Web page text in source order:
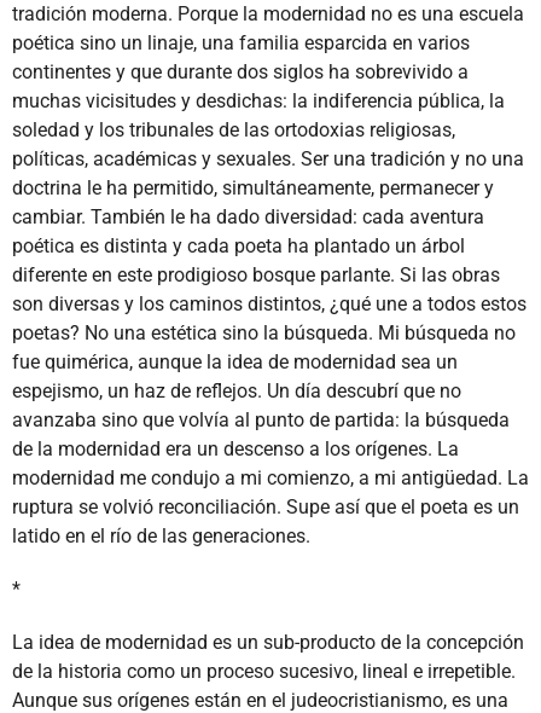
tradición moderna. Porque la modernidad no es una escuela
poética sino un linaje, una familia esparcida en varios
continentes y que durante dos siglos ha sobrevivido a
muchas vicisitudes y desdichas: la indiferencia pública, la
soledad y los tribunales de las ortodoxias religiosas,
políticas, académicas y sexuales. Ser una tradición y no una
doctrina le ha permitido, simultáneamente, permanecer y
cambiar. También le ha dado diversidad: cada aventura
poética es distinta y cada poeta ha plantado un árbol
diferente en este prodigioso bosque parlante. Si las obras
son diversas y los caminos distintos, ¿qué une a todos estos
poetas? No una estética sino la búsqueda. Mi búsqueda no
fue quimérica, aunque la idea de modernidad sea un
espejismo, un haz de reflejos. Un día descubrí que no
avanzaba sino que volvía al punto de partida: la búsqueda
de la modernidad era un descenso a los orígenes. La
modernidad me condujo a mi comienzo, a mi antigüedad. La
ruptura se volvió reconciliación. Supe así que el poeta es un
latido en el río de las generaciones.
*
La idea de modernidad es un sub-producto de la concepción
de la historia como un proceso sucesivo, lineal e irrepetible.
Aunque sus orígenes están en el judeocristianismo, es una